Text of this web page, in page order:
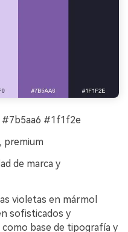
#1f1f2e
premium
de marca y
violetas en mármol
sofisticados y
base de tipografía y